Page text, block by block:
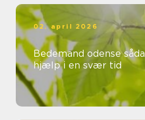
02. april 2026
Bedemand odense sådan får du tryg
hjælp i en svær tid